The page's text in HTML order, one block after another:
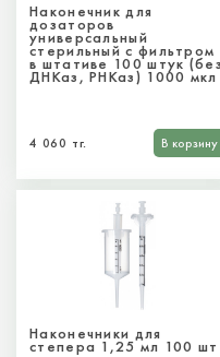
Наконечник для
дозаторов
универсальный
стерильный с фильтром
в штативе 100 штук (без
ДНКаз, РНКаз) 1000 мкл
4 060 тг. В корзину
Наконечники для
степера 1,25 мл 100 шт